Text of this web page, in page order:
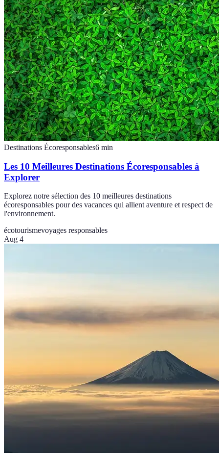
Destinations Écoresponsables6 min
Les 10 Meilleures Destinations Écoresponsables à
Explorer
Explorez notre sélection des 10 meilleures destinations
écoresponsables pour des vacances qui allient aventure et respect de
l'environnement.
écotourismevoyages responsables
Aug 4